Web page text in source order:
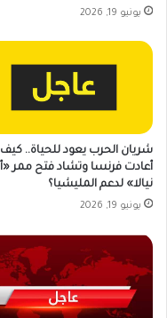
يونيو 19, 2026
شريان الحرب يعود للحياة.. كيف
أعادت فرنسا وتشاد فتح ممر
نيالا» لدعم المليشيا؟
يونيو 19, 2026